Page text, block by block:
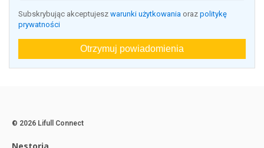
Subskrybując akceptujesz warunki użytkowania oraz politykę
prywatności
Otrzymuj powiadomienia
© 2026 Lifull Connect